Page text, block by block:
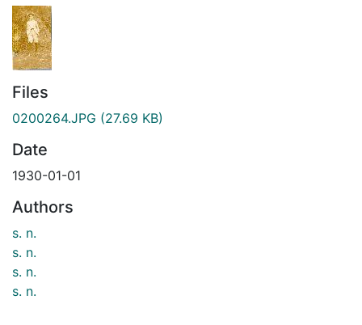
Files
0200264.JPG (27.69 KB)
Date
1930-01-01
Authors
s. n.
s. n.
s. n.
s. n.